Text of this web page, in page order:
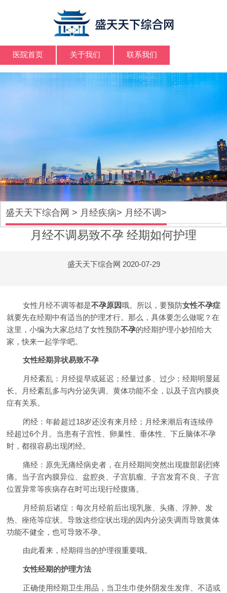
医院首页 关于我们 联系我们
盛天天下综合网 > 月经疾病> 月经不调>
月经不调易致不孕 经期如何护理
盛天天下综合网 2020-07-29
女性月经不调等都是不孕原因哦。所以，要预防女性不孕症
就要先在经期中有适当的护理才行。那么，具体要怎么做呢？在
这里，小编为大家总结了女性预防不孕的经期护理小妙招给大
家，快来一起学学吧。
女性经期异状易致不孕
月经紊乱：月经提早或延迟；经量过多、过少；经期明显延
长。月经紊乱多与内分泌失调、黄体功能不全，以及子宫内膜炎
症有关系。
闭经：年龄超过18岁还没有来月经；月经来潮后有连续停
经超过6个月。当患有子宫性、卵巢性、垂体性、下丘脑体不孕
时，都很容易出现闭经。
痛经：原先无痛经病史者，在月经期间突然出现腹部剧烈疼
痛。当子宫内膜异位、盆腔炎、子宫肌瘤、子宫发育不良、子宫
位置异常等疾病存在时可出现行经腹痛。
月经前后诸症：每次月经前后出现乳胀、头痛、浮肿、发
热、痤疮等症状。导致这些症状出现的因内分泌失调而导致黄体
功能不健全，也可导致不孕。
由此看来，经期得当的护理很重要哦。
女性经期的护理方法
正确使用经期卫生用品，当卫生巾使外阴发生发痒、不适或